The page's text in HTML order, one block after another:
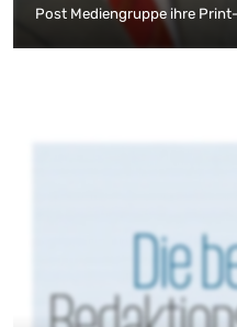
Post Mediengruppe ihre
erfolgreich auf die
digitalen Medien
gemeinsames, zentrales